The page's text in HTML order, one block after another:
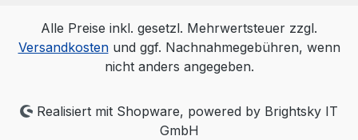
Alle Preise inkl. gesetzl. Mehrwertsteuer zzgl.
Versandkostenund ggf. Nachnahmegebühren, wenn
nicht anders angegeben.
Realisiert mit Shopware, powered by Brightsky IT
GmbH